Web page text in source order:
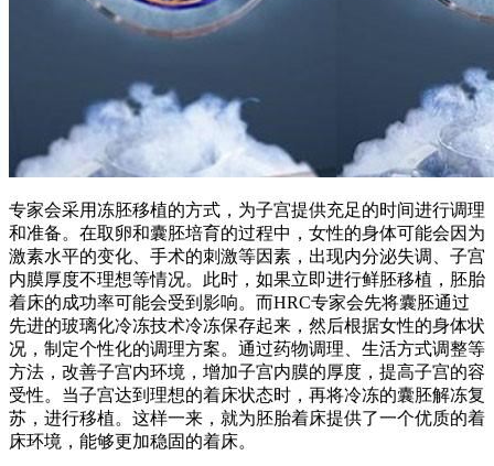
专家会采用冻胚移植的方式，为子宫提供充足的时间进行调理
和准备。在取卵和囊胚培育的过程中，女性的身体可能会因为
激素水平的变化、手术的刺激等因素，出现内分泌失调、子宫
内膜厚度不理想等情况。此时，如果立即进行鲜胚移植，胚胎
着床的成功率可能会受到影响。而HRC专家会先将囊胚通过
先进的玻璃化冷冻技术冷冻保存起来，然后根据女性的身体状
况，制定个性化的调理方案。通过药物调理、生活方式调整等
方法，改善子宫内环境，增加子宫内膜的厚度，提高子宫的容
受性。当子宫达到理想的着床状态时，再将冷冻的囊胚解冻复
苏，进行移植。这样一来，就为胚胎着床提供了一个优质的着
床环境，能够更加稳固的着床。